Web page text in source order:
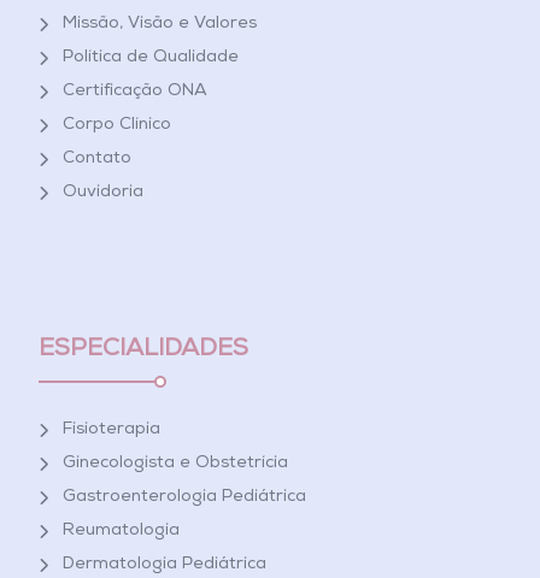
Missão, Visão e Valores
Política de Qualidade
Certificação ONA
Corpo Clínico
Contato
Ouvidoria
ESPECIALIDADES
Fisioterapia
Ginecologista e Obstetrícia
Gastroenterologia Pediátrica
Reumatologia
Dermatologia Pediátrica